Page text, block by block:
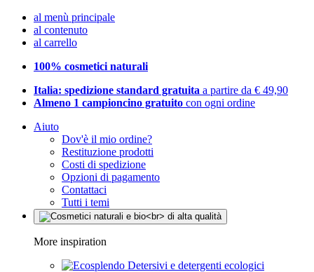
al menù principale
al contenuto
al carrello
100% cosmetici naturali
Italia: spedizione standard gratuita a partire da € 49,90
Almeno 1 campioncino gratuito con ogni ordine
Aiuto
Dov'è il mio ordine?
Restituzione prodotti
Costi di spedizione
Opzioni di pagamento
Contattaci
Tutti i temi
More inspiration
Detersivi e detergenti ecologici